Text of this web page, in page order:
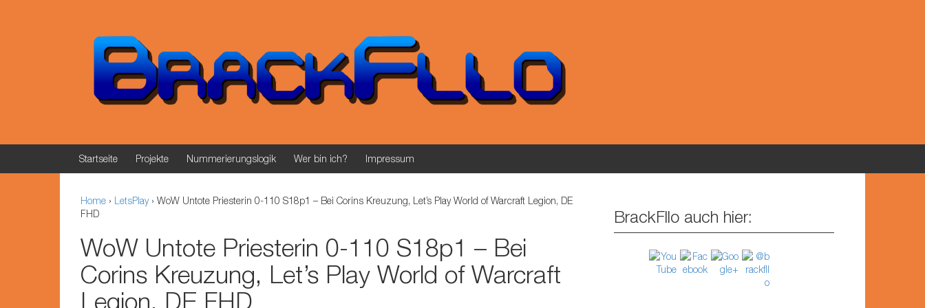
Startseite Projekte Nummerierungslogik Wer bin ich? Impressum
Home › LetsPlay › WoW Untote Priesterin 0-110 S18p1 – Bei Corins Kreuzung, Let’s Play World of Warcraft Legion, DE
FHD
WoW Untote Priesterin 0-110 S18p1 – Bei
Corins Kreuzung, Let’s Play World of Warcraft
Legion, DE FHD
BrackFllo auch hier: